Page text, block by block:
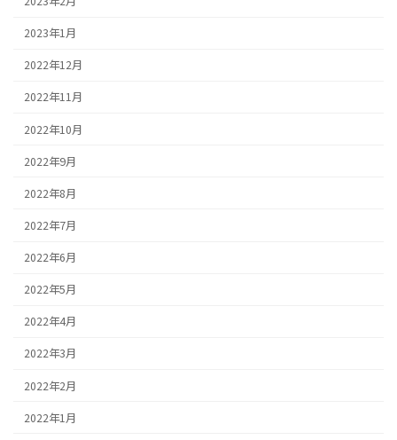
2023年1月
2022年12月
2022年11月
2022年10月
2022年9月
2022年8月
2022年7月
2022年6月
2022年5月
2022年4月
2022年3月
2022年2月
2022年1月